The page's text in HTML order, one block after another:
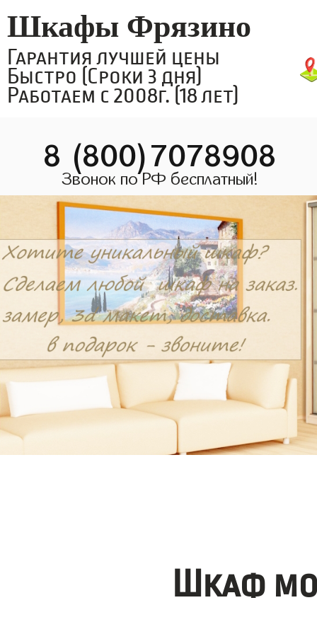
Шкафы Фрязино
Гарантия лучшей цены
Быстро (Сроки 3 дня)
Работаем с 2008г. (18 лет)
8 (800)7078908
Звонок по РФ бесплатный!
Шкаф